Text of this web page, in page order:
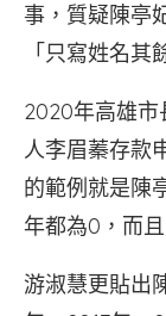
事，質疑陳亭
「只寫姓名
2020年高雄市
人李眉蓁存款
的範例就是陳
年都為0，而
游淑慧更貼出